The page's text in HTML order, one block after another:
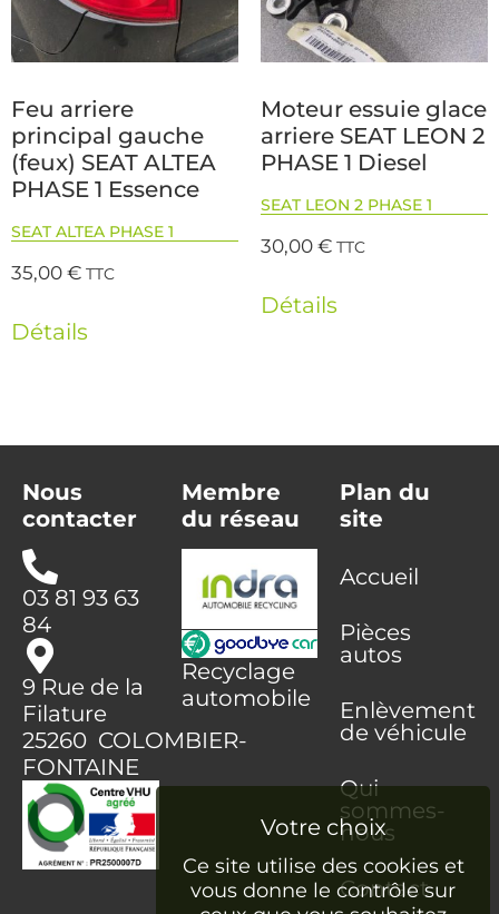
Feu arriere
principal gauche
(feux) SEAT ALTEA
PHASE 1 Essence
SEAT ALTEA PHASE 1
35,00€ TTC
Détails
Moteur essuie glace
arriere SEAT LEON 2
PHASE 1 Diesel
SEAT LEON 2 PHASE 1
30,00€ TTC
Détails
Nous
contacter
03 81 93 63
84
9 Rue de la
Filature
25260 COLOMBIER-
FONTAINE
Membre
du réseau
Recyclage
automobile
Plan du
site
Accueil
Pièces
autos
Enlèvement
de véhicule
Qui
sommes-
nous
Contact
Ce site utilise des cookies et
vous donne le contrôle sur